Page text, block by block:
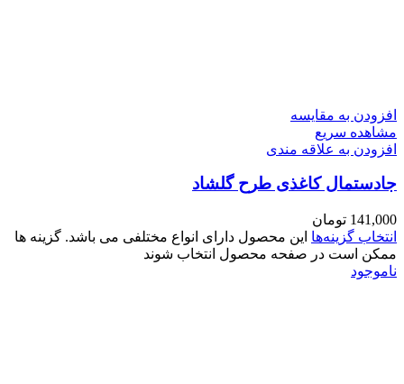
افزودن به مقایسه
مشاهده سریع
افزودن به علاقه مندی
جادستمال کاغذی طرح گلشاد
141,000 تومان
انتخاب گزینه‌ها این محصول دارای انواع مختلفی می باشد. گزینه ها
ممکن است در صفحه محصول انتخاب شوند
ناموجود